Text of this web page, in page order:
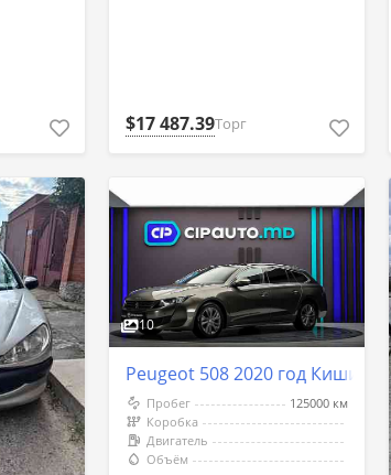
$17 487.39Торг
10
Peugeot 508 2020 год Кишинёв
Пробег
125000 км
Коробка
Двигатель
Объём